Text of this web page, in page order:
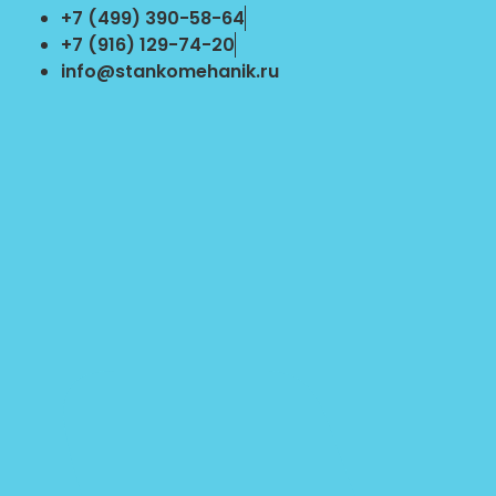
Перейти
содержимому
+7 (499) 390-58-64
+7 (916) 129-74-20
info@stankomehanik.ru